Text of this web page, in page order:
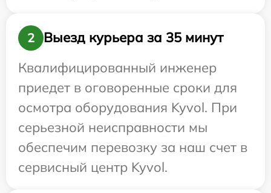
2
Выезд курьера за 35 минут
Квалифицированный инженер
приедет в оговоренные сроки для
осмотра оборудования Kyvol. При
серьезной неисправности мы
обеспечим перевозку за наш счет в
сервисный центр Kyvol.